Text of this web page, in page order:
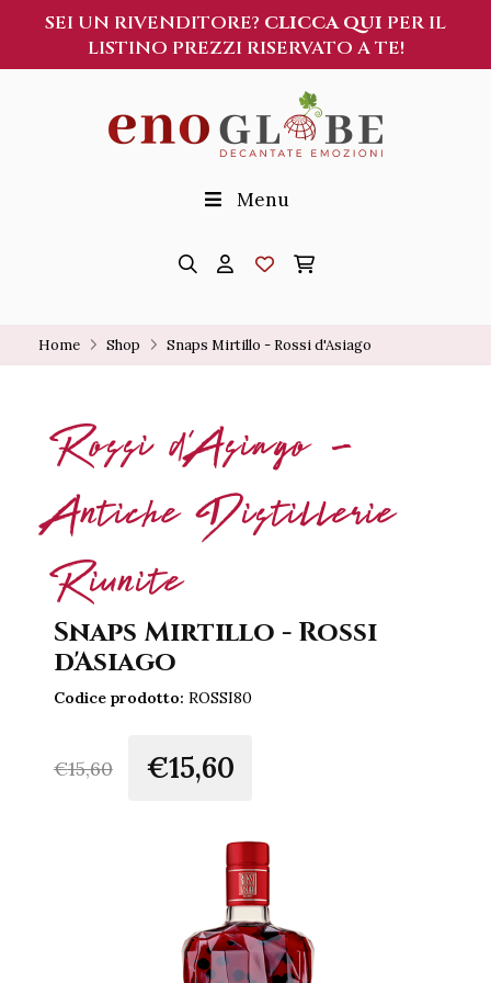
SEI UN RIVENDITORE? CLICCA QUI PER IL
LISTINO PREZZI RISERVATO A TE!
Menu
Home Shop Snaps Mirtillo - Rossi d'Asiago
Rossi d'Asiago -
Antiche Distillerie
Riunite
Snaps Mirtillo - Rossi
d'Asiago
Codice prodotto: ROSSI80
€15,60 €15,60